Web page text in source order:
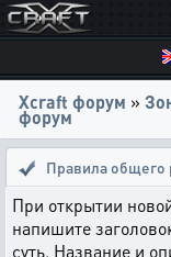
Xcraft форум »
форум
Правила общего
При открытии
напишите
суть. Название и